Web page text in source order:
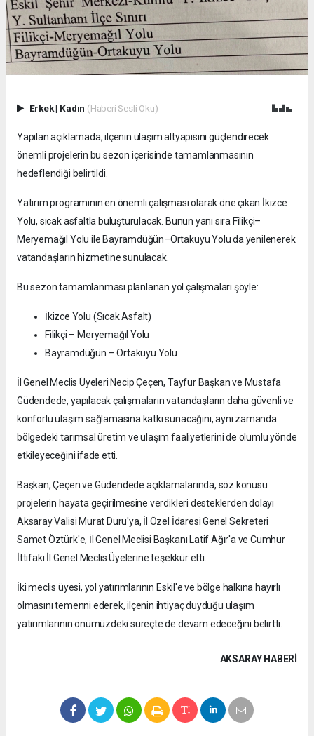
Erkek| Kadın (Haberi Sesli Oku)
Yapılan açıklamada, ilçenin ulaşım altyapısını güçlendirecek
önemli projelerin bu sezon içerisinde tamamlanmasının
hedeflendiği belirtildi.
Yatırım programının en önemli çalışması olarak öne çıkan İkizce
Yolu, sıcak asfaltla buluşturulacak. Bunun yanı sıra Filikçi–
Meryemağıl Yolu ile Bayramdüğün–Ortakuyu Yolu da yenilenerek
vatandaşların hizmetine sunulacak.
Bu sezon tamamlanması planlanan yol çalışmaları şöyle:
İkizce Yolu (Sıcak Asfalt)
Filikçi – Meryemağıl Yolu
Bayramdüğün – Ortakuyu Yolu
İl Genel Meclis Üyeleri Necip Çeçen, Tayfur Başkan ve Mustafa
Güdendede, yapılacak çalışmaların vatandaşların daha güvenli ve
konforlu ulaşım sağlamasına katkı sunacağını, aynı zamanda
bölgedeki tarımsal üretim ve ulaşım faaliyetlerini de olumlu yönde
etkileyeceğini ifade etti.
Başkan, Çeçen ve Güdendede açıklamalarında, söz konusu
projelerin hayata geçirilmesine verdikleri desteklerden dolayı
Aksaray Valisi Murat Duru'ya, İl Özel İdaresi Genel Sekreteri
Samet Öztürk'e, İl Genel Meclisi Başkanı Latif Ağır'a ve Cumhur
İttifakı İl Genel Meclis Üyelerine teşekkür etti.
İki meclis üyesi, yol yatırımlarının Eskil'e ve bölge halkına hayırlı
olmasını temenni ederek, ilçenin ihtiyaç duyduğu ulaşım
yatırımlarının önümüzdeki süreçte de devam edeceğini belirtti.
AKSARAY HABERİ